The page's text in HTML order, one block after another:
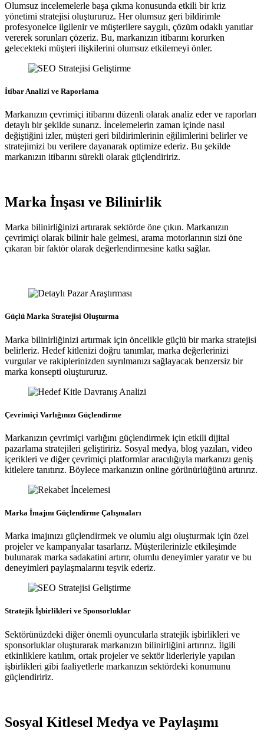
Olumsuz incelemelerle başa çıkma konusunda etkili bir kriz
yönetimi stratejisi oluştururuz. Her olumsuz geri bildirimle
profesyonelce ilgilenir ve müşterilere saygılı, çözüm odaklı yanıtlar
vererek sorunları çözeriz. Bu, markanızın itibarını korurken
gelecekteki müşteri ilişkilerini olumsuz etkilemeyi önler.
İtibar Analizi ve Raporlama
Markanızın çevrimiçi itibarını düzenli olarak analiz eder ve raporları
detaylı bir şekilde sunarız. İncelemelerin zaman içinde nasıl
değiştiğini izler, müşteri geri bildirimlerinin eğilimlerini belirler ve
stratejimizi bu verilere dayanarak optimize ederiz. Bu şekilde
markanızın itibarını sürekli olarak güçlendiririz.
Marka İnşası ve Bilinirlik
Marka bilinirliğinizi artırarak sektörde öne çıkın. Markanızın
çevrimiçi olarak bilinir hale gelmesi, arama motorlarının sizi öne
çıkaran bir faktör olarak değerlendirmesine katkı sağlar.
Güçlü Marka Stratejisi Oluşturma
Marka bilinirliğinizi artırmak için öncelikle güçlü bir marka stratejisi
belirleriz. Hedef kitlenizi doğru tanımlar, marka değerlerinizi
vurgular ve rakiplerinizden sıyrılmanızı sağlayacak benzersiz bir
marka konsepti oluştururuz.
Çevrimiçi Varlığınızı Güçlendirme
Markanızın çevrimiçi varlığını güçlendirmek için etkili dijital
pazarlama stratejileri geliştiririz. Sosyal medya, blog yazıları, video
içerikleri ve diğer çevrimiçi platformlar aracılığıyla markanızı geniş
kitlelere tanıtırız. Böylece markanızın online görünürlüğünü artırırız.
Marka İmajını Güçlendirme Çalışmaları
Marka imajınızı güçlendirmek ve olumlu algı oluşturmak için özel
projeler ve kampanyalar tasarlarız. Müşterilerinizle etkileşimde
bulunarak marka sadakatini artırır, olumlu deneyimler yaratır ve bu
deneyimleri paylaşmalarını teşvik ederiz.
Stratejik İşbirlikleri ve Sponsorluklar
Sektörünüzdeki diğer önemli oyuncularla stratejik işbirlikleri ve
sponsorluklar oluşturarak markanızın bilinirliğini artırırız. İlgili
etkinliklere katılım, ortak projeler ve sektör liderleriyle yapılan
işbirlikleri gibi faaliyetlerle markanızın sektördeki konumunu
güçlendiririz.
Sosyal Kitlesel Medya ve Paylaşımı